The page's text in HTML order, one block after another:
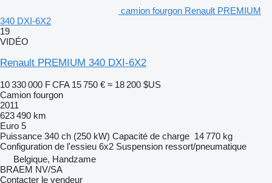
camion fourgon Renault PREMIUM
340 DXI-6X2
19
VIDÉO
Renault PREMIUM 340 DXI-6X2
10 330 000 F CFA 15 750 € ≈ 18 200 $US
Camion fourgon
2011
623 490 km
Euro 5
Puissance 340 ch (250 kW) Capacité de charge 14 770 kg
Configuration de l'essieu 6x2 Suspension ressort/pneumatique
Belgique, Handzame
BRAEM NV/SA
Contacter le vendeur